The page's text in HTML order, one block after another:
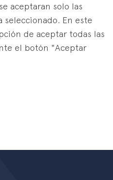
aceptaran solo las
seleccionado. En este
de aceptar todas las
el botón "Aceptar